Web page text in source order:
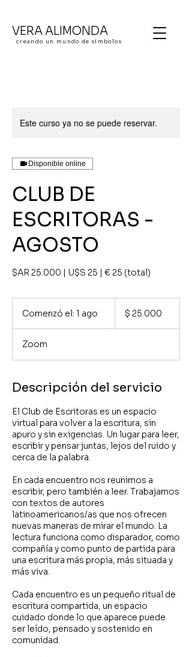
VERA ALIMONDA
creando un mundo de símbolos
Este curso ya no se puede reservar.
Disponible online
CLUB DE
ESCRITORAS -
AGOSTO
$AR 25.000 | U$S 25 | € 25 (total)
Comenzó el: 1 ago
n
e
1
a
g
pesos
argentinos
$ 25.000
Zoom
Descripción del servicio
El Club de Escritoras es un espacio
virtual para volver a la escritura, sin
apuro y sin exigencias. Un lugar para leer,
escribir y pensar juntas, lejos del ruido y
cerca de la palabra.
En cada encuentro nos reunimos a
escribir, pero también a leer. Trabajamos
con textos de autores
latinoamericanos/as que nos ofrecen
nuevas maneras de mirar el mundo. La
lectura funciona como disparador, como
compañía y como punto de partida para
una escritura más propia, más situada y
más viva.
Cada encuentro es un pequeño ritual de
escritura compartida, un espacio
cuidado donde lo que aparece puede
ser leído, pensado y sostenido en
comunidad.